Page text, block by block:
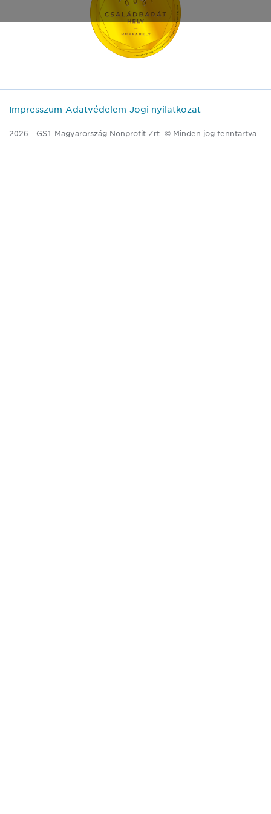
Impresszum Adatvédelem Jogi nyilatkozat
2026 - GS1 Magyarország Nonprofit Zrt. © Minden jog fenntartva.